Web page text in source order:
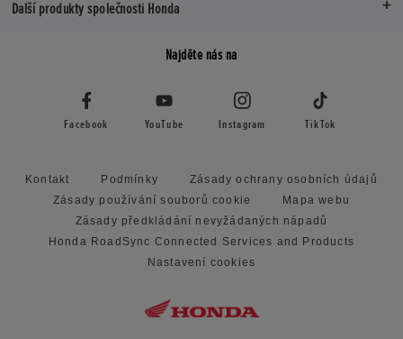
Další produkty společnosti Honda
Najděte nás na
Facebook YouTube Instagram TikTok
Kontakt Podmínky
Zásady ochrany osobních údajů
Zásady používání souborů cookie
Mapa webu
Zásady předkládání nevyžádaných nápadů
Honda RoadSync Connected Services and Products
Nastavení cookies